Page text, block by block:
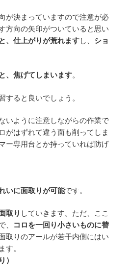
が決まっていますので注意が必
方向の矢印がついていると思い
、仕上がりが荒れますし、 ショ
、焦げてしまいます。
すると良いでしょう。
いように注意しながらの作業で
がはずれて違う面も削ってしま
ー専用台とか持っていれば防げ
いに面取りが可能です。
取り していきます。ただ、ここ
、
コロを一回り小さいものに替
取りのアールが若干内側にはい
す。
）